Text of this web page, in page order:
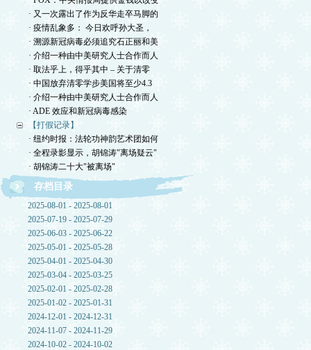
· 又一次露出了作为反华走卒马脚的
· 疫情乱象多： 今日欢呼孙大圣，
· 溯源新冠病毒必须追究石正丽和美
· 介绍一种由中美研究人士合作而人
· 取法乎上，得乎其中 – 关于清零
· 中国放弃清零学步美国将至少4.3
· 介绍一种由中美研究人士合作而人
· ADE 效应和新冠病毒感染
【打假记录】
· 纽约时报：法轮功神韵艺术团如何
· 全程录影显示，胡锦涛"离场疑云"
· 胡锦涛二十大"被离场"
存档目录
2025-08-01 - 2025-08-01
2025-07-19 - 2025-07-29
2025-06-03 - 2025-06-22
2025-05-01 - 2025-05-28
2025-04-01 - 2025-04-30
2025-03-04 - 2025-03-25
2025-02-01 - 2025-02-28
2025-01-02 - 2025-01-31
2024-12-01 - 2024-12-31
2024-11-07 - 2024-11-29
2024-10-02 - 2024-10-02